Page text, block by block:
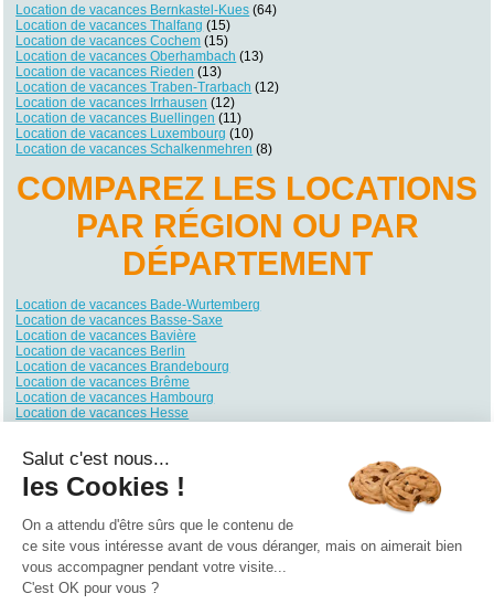
Location de vacances Bernkastel-Kues (64)
Location de vacances Thalfang (15)
Location de vacances Cochem (15)
Location de vacances Oberhambach (13)
Location de vacances Rieden (13)
Location de vacances Traben-Trarbach (12)
Location de vacances Irrhausen (12)
Location de vacances Buellingen (11)
Location de vacances Luxembourg (10)
Location de vacances Schalkenmehren (8)
COMPAREZ LES LOCATIONS
PAR RÉGION OU PAR
DÉPARTEMENT
Location de vacances Bade-Wurtemberg
Location de vacances Basse-Saxe
Location de vacances Bavière
Location de vacances Berlin
Location de vacances Brandebourg
Location de vacances Brême
Location de vacances Hambourg
Location de vacances Hesse
Location de vacances Rhénanie-Palatinat
Location de vacances Sarre
Location de vacances Saxe
Location de vacances Schleswig-Holstein
Location de vacances Thuringe
Qui sommes nous ? |Contactez-nous
Salut c'est nous...
les Cookies !
On a attendu d'être sûrs que le contenu de
ce site vous intéresse avant de vous déranger, mais on aimerait bien
vous accompagner pendant votre visite...
C'est OK pour vous ?